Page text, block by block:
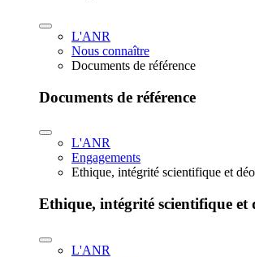
L'ANR
Nous connaître
Documents de référence
Documents de référence
L'ANR
Engagements
Ethique, intégrité scientifique et
Ethique, intégrité scientifique et
L'ANR